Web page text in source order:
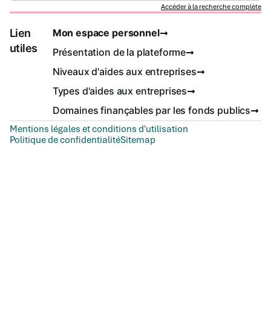
Accéder à la recherche complète
Lien
utiles
Mon espace personnel
Présentation de la plateforme
Niveaux d'aides aux entreprises
Types d'aides aux entreprises
Domaines finançables par les fonds publics
Mentions légales et conditions d'utilisation
Politique de confidentialitéSitemap